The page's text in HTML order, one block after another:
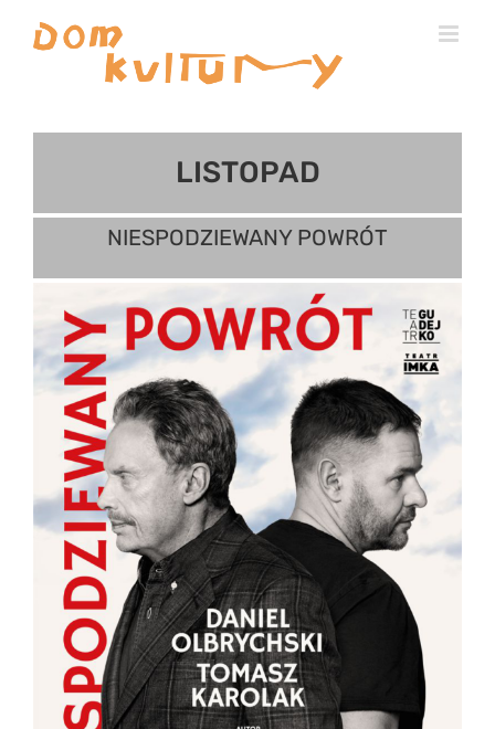
LISTOPAD
NIESPODZIEWANY POWRÓT